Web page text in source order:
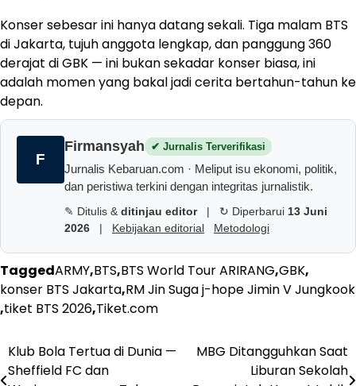
Konser sebesar ini hanya datang sekali. Tiga malam BTS
di Jakarta, tujuh anggota lengkap, dan panggung 360
derajat di GBK — ini bukan sekadar konser biasa, ini
adalah momen yang bakal jadi cerita bertahun-tahun ke
depan.
F
Firmansyah ✔ Jurnalis Terverifikasi
Jurnalis Kebaruan.com · Meliput isu ekonomi, politik,
dan peristiwa terkini dengan integritas jurnalistik.
✎ Ditulis & ditinjau editor| ↻ Diperbarui 13 Juni
2026 | Kebijakan editorial Metodologi
TaggedARMY,BTS,BTS World Tour ARIRANG,GBK,
konser BTS Jakarta,RM Jin Suga j-hope Jimin V Jungkook
,tiket BTS 2026,Tiket.com
Navigasi
Klub Bola Tertua di Dunia —
Sheffield FC dan
MBG Ditangguhkan Saat
Liburan Sekolah